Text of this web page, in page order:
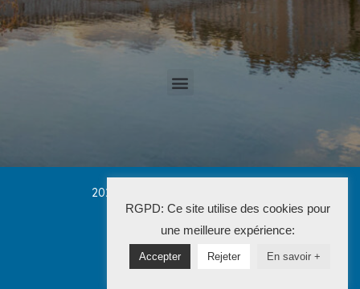
2025 Cabinet PETRUCCI CONVERT
La Solution Immo
RGPD: Ce site utilise des cookies pour
une meilleure expérience:
Accepter Rejeter En savoir +